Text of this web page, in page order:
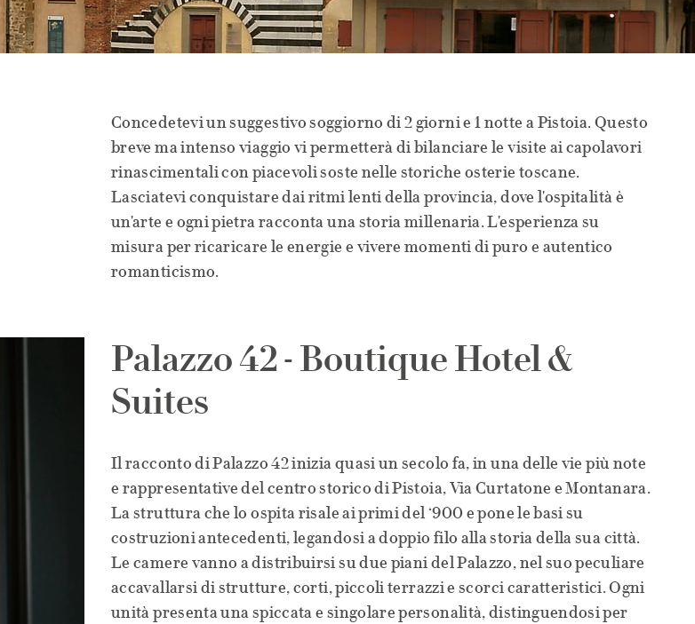
Concedetevi un suggestivo soggiorno di 2 giorni e 1 notte a Pistoia. Questo
breve ma intenso viaggio vi permetterà di bilanciare le visite ai capolavori
rinascimentali con piacevoli soste nelle storiche osterie toscane.
Lasciatevi conquistare dai ritmi lenti della provincia, dove l'ospitalità è
un'arte e ogni pietra racconta una storia millenaria. L'esperienza su
misura per ricaricare le energie e vivere momenti di puro e autentico
romanticismo.
Palazzo 42 - Boutique Hotel &
Suites
Il racconto di Palazzo 42 inizia quasi un secolo fa, in una delle vie più note
e rappresentative del centro storico di Pistoia, Via Curtatone e Montanara.
La struttura che lo ospita risale ai primi del ‘900 e pone le basi su
costruzioni antecedenti, legandosi a doppio filo alla storia della sua città.
Le camere vanno a distribuirsi su due piani del Palazzo, nel suo peculiare
accavallarsi di strutture, corti, piccoli terrazzi e scorci caratteristici. Ogni
unità presenta una spiccata e singolare personalità, distinguendosi per